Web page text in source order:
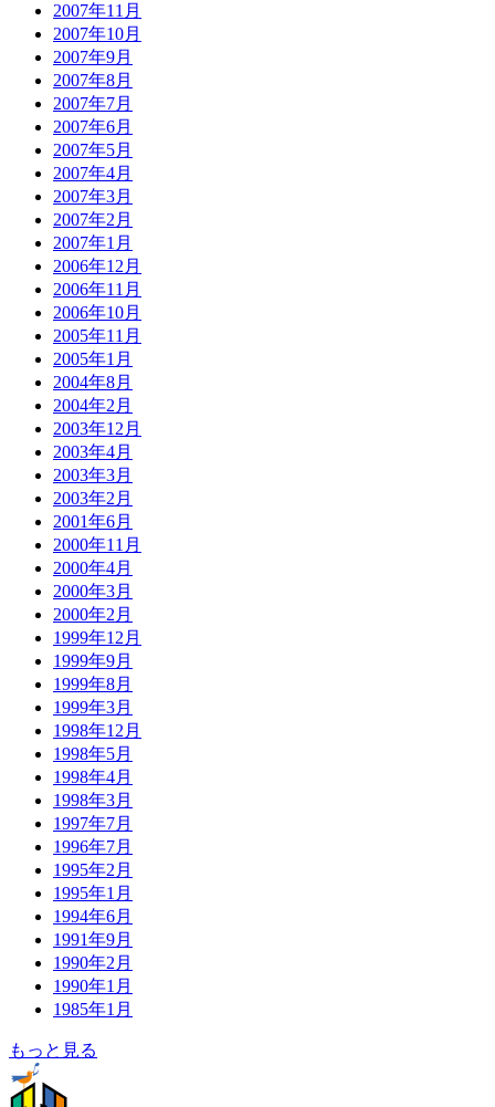
2007年11月
2007年10月
2007年9月
2007年8月
2007年7月
2007年6月
2007年5月
2007年4月
2007年3月
2007年2月
2007年1月
2006年12月
2006年11月
2006年10月
2005年11月
2005年1月
2004年8月
2004年2月
2003年12月
2003年4月
2003年3月
2003年2月
2001年6月
2000年11月
2000年4月
2000年3月
2000年2月
1999年12月
1999年9月
1999年8月
1999年3月
1998年12月
1998年5月
1998年4月
1998年3月
1997年7月
1996年7月
1995年2月
1995年1月
1994年6月
1991年9月
1990年2月
1990年1月
1985年1月
もっと見る